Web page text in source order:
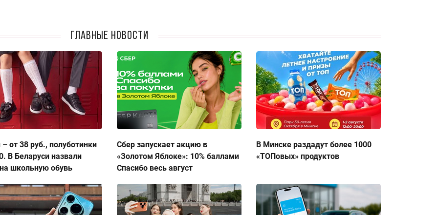
Главные новости
от 38 руб., полуботинки
В Беларуси назвали
школьную обувь
Сбер запускает акцию в
«Золотом Яблоке»: 10% баллами
Спасибо весь август
В Минске раздадут более 1000
«ТОПовых» продуктов